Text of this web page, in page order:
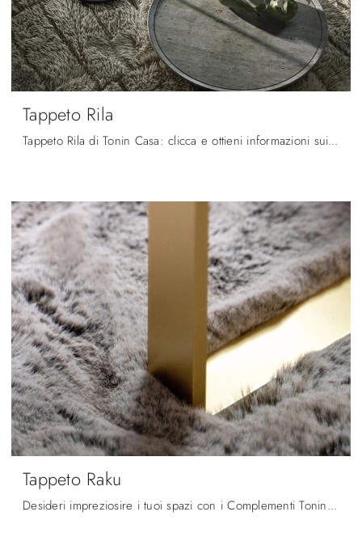
Tappeto Rila
Tappeto Rila di Tonin Casa: clicca e ottieni informazioni sui Complementi e tappeti moderni in tessuto del rinomato brand!
Tappeto Raku
Desideri impreziosire i tuoi spazi con i Complementi Tonin Casa? Eccoti vari modelli di tappeti in tessuto come Tappeto Raku.